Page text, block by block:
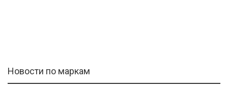
Новости по маркам